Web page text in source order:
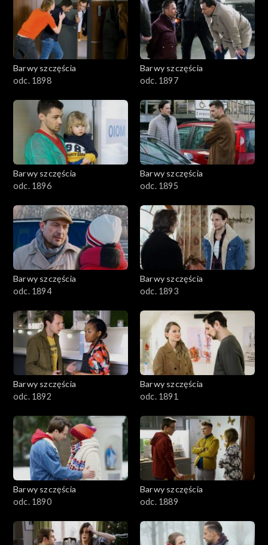
2801–2900
2701–2800
2501–2600
2401–2500
2301–2400
2201–2300
2101–2200
2001–2100
1801–1900
1701–1800
1601–1700
1501–1600
1401–1500
1301–1400
1101–1200
Barwy szczęścia
odc. 1898
Barwy szczęścia
odc. 1897
Barwy szczęścia
odc. 1896
Barwy szczęścia
odc. 1895
Barwy szczęścia
odc. 1894
Barwy szczęścia
odc. 1893
Barwy szczęścia
odc. 1892
Barwy szczęścia
odc. 1891
Barwy szczęścia
odc. 1890
Barwy szczęścia
odc. 1889